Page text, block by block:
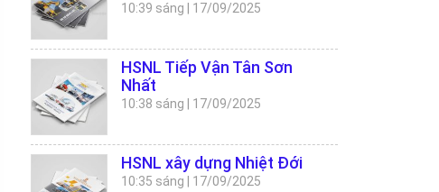
10:39 sáng 17/09/2025
HSNL Tiếp Vận Tân Sơn
Nhất
10:38 sáng 17/09/2025
HSNL xây dựng Nhiệt Đới
10:35 sáng 17/09/2025